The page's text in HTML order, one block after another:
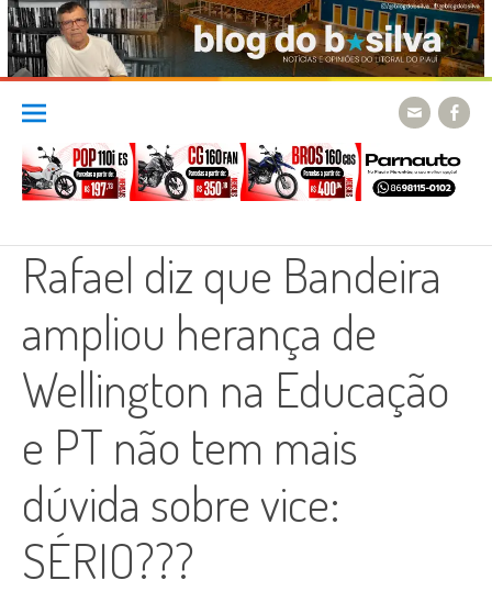
Skip
content
Rafael diz que Bandeira
ampliou herança de
Wellington na Educação
e PT não tem mais
dúvida sobre vice:
SÉRIO???